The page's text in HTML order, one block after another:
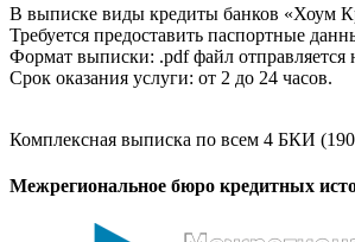
В выписке виды кредиты банков «Хоум
Требуется предоставить паспортные
Формат выписки: .pdf файл отправляется
Срок оказания услуги: от 2 до 24 часов.
Комплексная выписка по всем 4 БКИ
Межрегиональное бюро кредитных